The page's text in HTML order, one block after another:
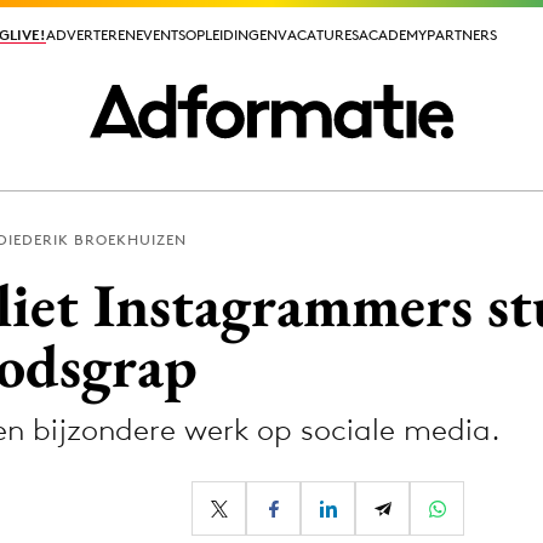
ADVERTERENEVENTSOPLEIDINGENVACATURESACADEMYPARTNERS
ADVERTERENEVENTSOPLEIDINGENVACATURESACADEMYPARTNERS
Media
BROEKHUIZEN
Instagrammers
bijzondere werk op sociale media.